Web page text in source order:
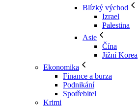
Blízký východ
Izrael
Palestina
Asie
Čína
Jižní Korea
Ekonomika
Finance a burza
Podnikání
Spotřebitel
Krimi